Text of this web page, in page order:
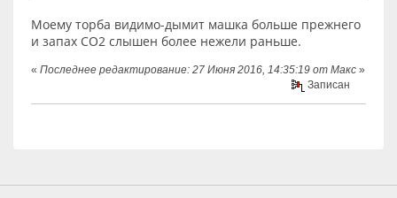
Моему торба видимо-дымит машка больше прежнего
и запах СО2 слышен более нежели раньше.
« Последнее редактирование: 27 Июня 2016, 14:35:19 от Макс »
Записан